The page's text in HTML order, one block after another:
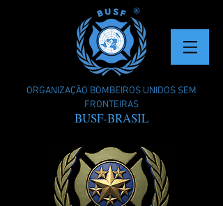
ORGANIZAÇÃO BOMBEIROS UNIDOS SEM
FRONTEIRAS
BUSF-BRASIL